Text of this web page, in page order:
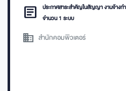
article
ประกาศสาระสำคัญในสัญญา งานจ้างท
จำนวน 1 ระบบ
domain สำนักคอมพิวเตอร์